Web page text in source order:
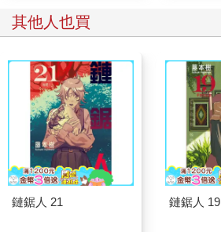
其他人也買
鏈鋸人 21 鏈鋸人 19